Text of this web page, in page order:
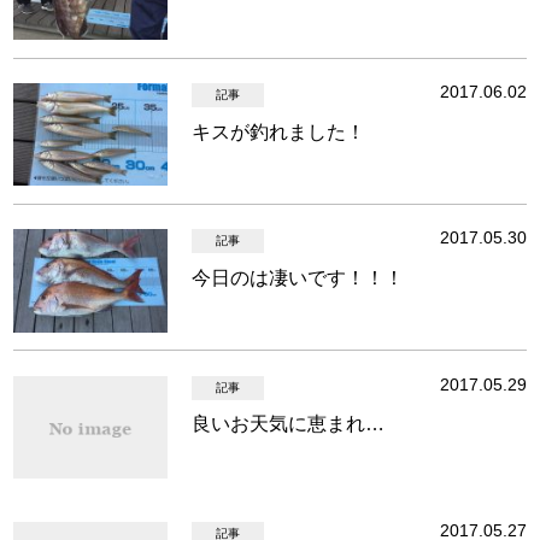
記事 2017.06.02
キスが釣れました！
記事 2017.05.30
今日のは凄いです！！！
記事 2017.05.29
良いお天気に恵まれ…
記事 2017.05.27